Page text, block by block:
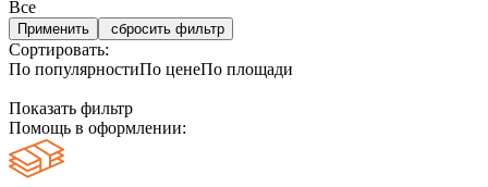
Все
сбросить фильтр
Сортировать:
По популярностиПо ценеПо площади
Показать фильтр
Помощь в оформлении: